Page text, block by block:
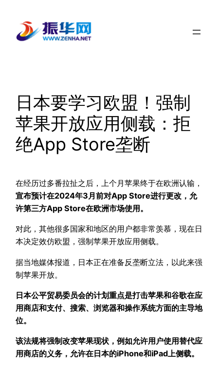
日本要学习欧盟！强制
苹果开放应用侧载：拒
绝App Store垄断
在经历过多番拉扯之后，上个月苹果终于在欧洲认输，
宣布预计在2024年3月前对App Store进行更改，允
许第三方App Store在欧洲市场使用。
对此，其他很多国家和地区的用户都非常羡慕，现在日
本决定效仿欧盟，强制苹果开放应用侧载。
据当地媒体报道，日本正在准备反垄断立法，以此来强
制苹果开放。
日本公平贸易委员会的计划重点是打击苹果和谷歌在应
用商店和支付、搜索、浏览器和操作系统方面的主导地
位。
该法规将强制改变苹果现状，例如允许用户使用替代应
用商店的义务，允许在日本的iPhone和iPad上侧载。